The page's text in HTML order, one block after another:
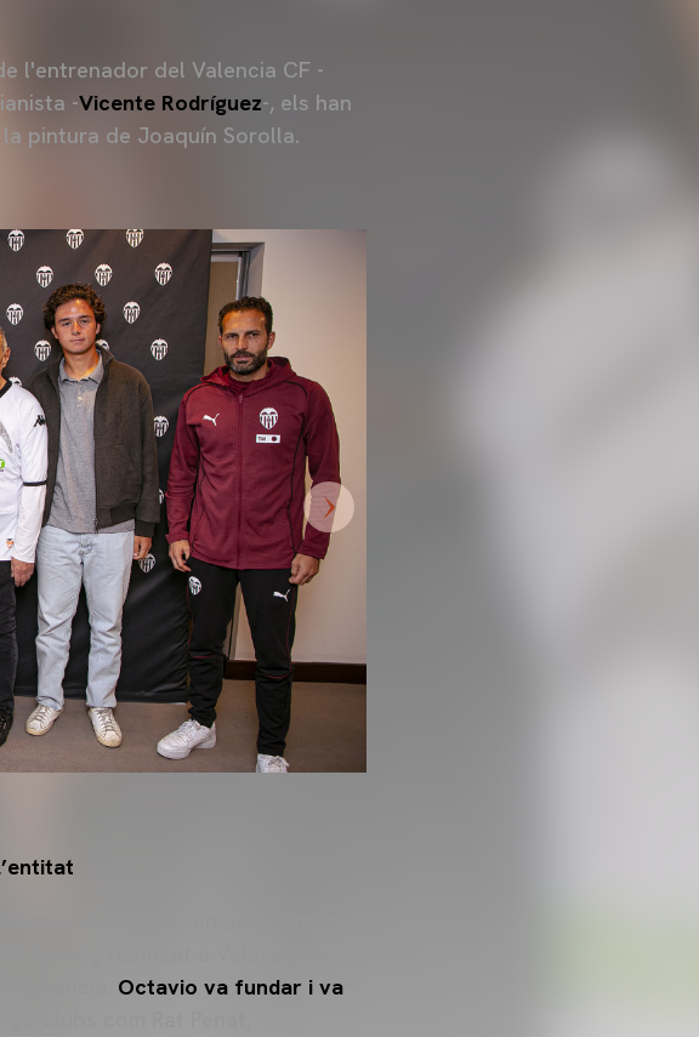
l'entrenador del Valencia CF -
-Vicente Rodríguez-, els han
pintura de Joaquín Sorolla.
va ser un gran apassionat
torneig realitzat a València en
Octavio va fundar i va
clubs com Rat Penat,